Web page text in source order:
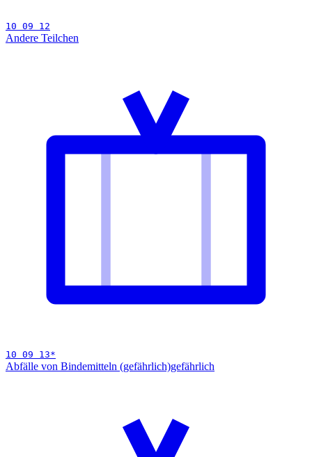
10 09 12
Andere Teilchen
10 09 13*
Abfälle von Bindemitteln (gefährlich)gefährlich